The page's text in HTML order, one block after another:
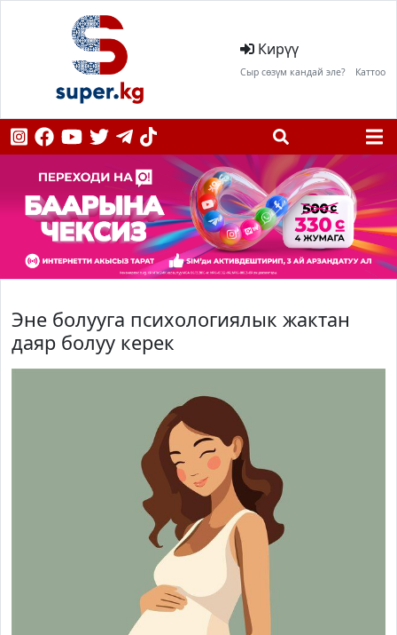
Кирүү
Сыр сөзүм кандай эле? Каттоо
Эне болууга психологиялык жактан
даяр болуу керек